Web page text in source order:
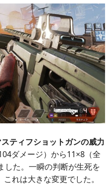
スティフショットガンの威力
ダメージ）から11×8（全
した。一瞬の判断が生死を
れは大きな変更でした。